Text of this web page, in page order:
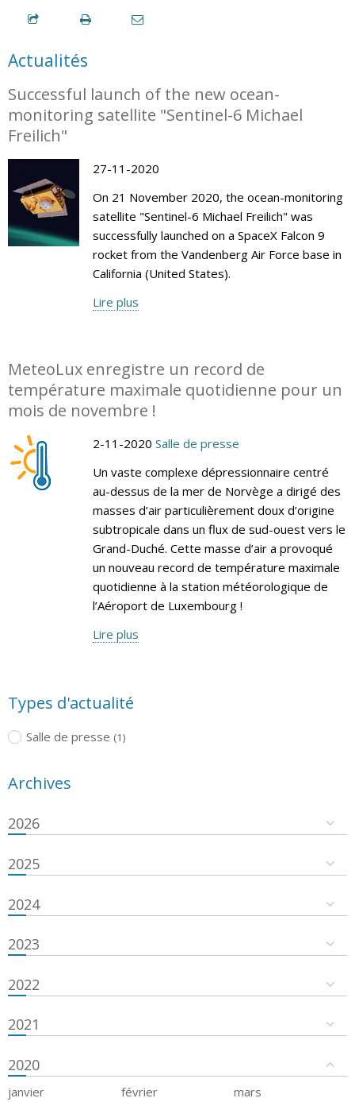
Actualités
Successful launch of the new ocean-
monitoring satellite "Sentinel-6 Michael
Freilich"
27-11-2020
On 21 November 2020, the ocean-monitoring
satellite "Sentinel-6 Michael Freilich" was
successfully launched on a SpaceX Falcon 9
rocket from the Vandenberg Air Force base in
California (United States).
Lire plus
MeteoLux enregistre un record de
température maximale quotidienne pour un
mois de novembre !
2-11-2020 Salle de presse
Un vaste complexe dépressionnaire centré
au-dessus de la mer de Norvège a dirigé des
masses d’air particulièrement doux d’origine
subtropicale dans un flux de sud-ouest vers le
Grand-Duché. Cette masse d’air a provoqué
un nouveau record de température maximale
quotidienne à la station météorologique de
l’Aéroport de Luxembourg !
Lire plus
Types d'actualité
Salle de presse (1)
Archives
2026
2025
2024
2023
2022
2021
2020
janvier février
mars